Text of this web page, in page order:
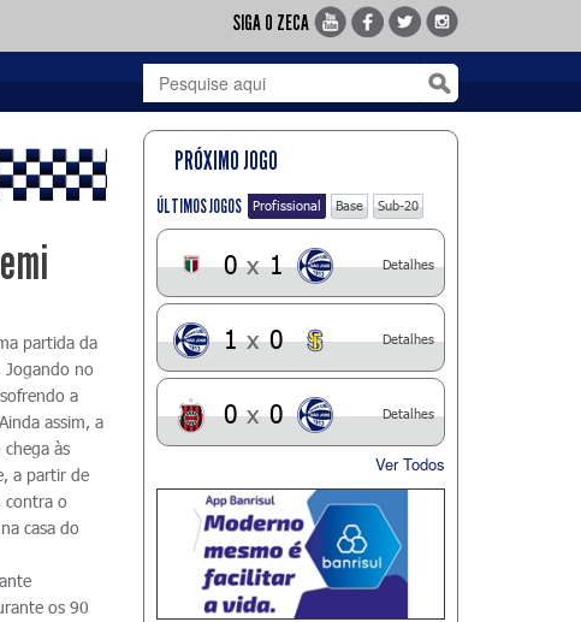
SIGA O ZECA
partida da
Jogando no
a
assim, a
às
a partir de
contra o
casa do
os 90
PRÓXIMO JOGO
ÚLTIMOS JOGOS Profissional Base Sub-20
0 x 1 Detalhes
1 x 0 Detalhes
0 x 0 Detalhes
Ver Todos